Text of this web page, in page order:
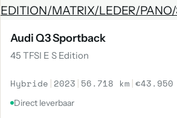
Audi Q3 Sportback
45 TFSI E S Edition
Hybride | 2023 | 56.718 km |€43.950
Direct leverbaar